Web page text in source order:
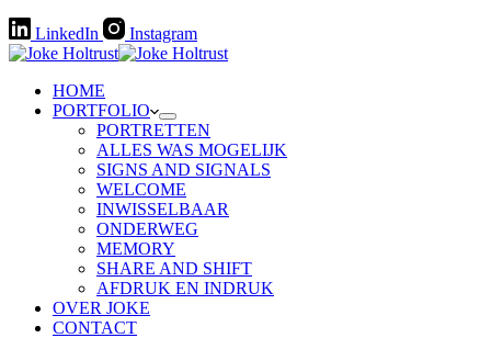
LinkedIn Instagram
HOME
PORTFOLIO
PORTRETTEN
ALLES WAS MOGELIJK
SIGNS AND SIGNALS
WELCOME
INWISSELBAAR
ONDERWEG
MEMORY
SHARE AND SHIFT
AFDRUK EN INDRUK
OVER JOKE
CONTACT